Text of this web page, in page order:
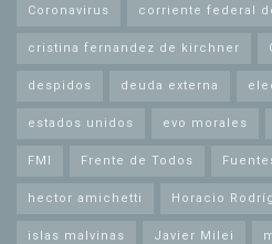
Coronavirus corriente federal
cristina fernandez de kirchner
despidos deuda externa
estados unidos evo morales
FMI Frente de Todos
hector amichetti Horacio
islas malvinas Javier Milei